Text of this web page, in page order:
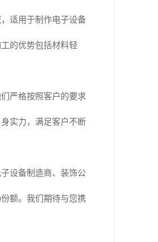
适用于制作电子设备
的优势包括材料轻
严格按照客户的要求
实力，满足客户不断
设备制造商、装饰公
额。我们期待与您携